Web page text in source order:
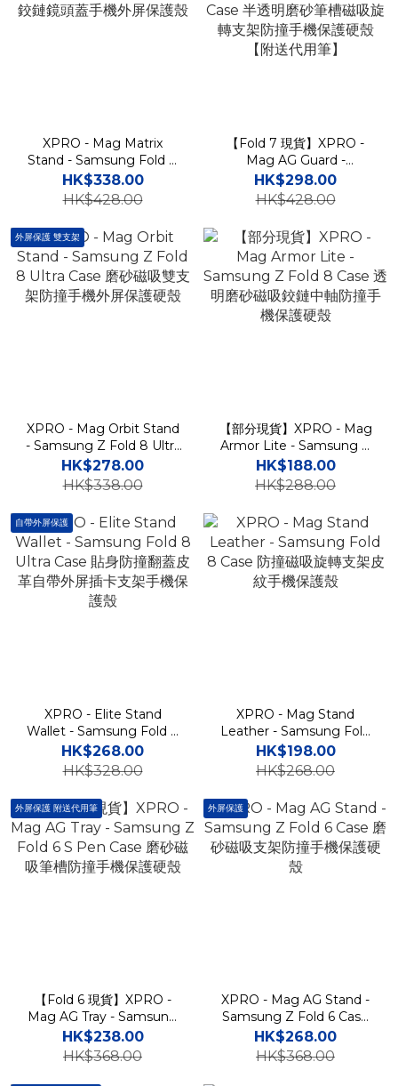
XPRO - Mag Matrix
Stand - Samsung Fold 8
Ultra Case 高度防撞雙支架
鉸鏈鏡頭蓋手機外屏保護殼
HK$338.00
HK$428.00
【Fold 7 現貨】XPRO -
Mag AG Guard -
Samsung Z Fold 7 S Pen
Case 半透明磨砂筆槽磁吸
旋轉支架防撞手機保護硬殼
【附送代用筆】
HK$298.00
HK$428.00
外屏保護 雙支架
XPRO - Mag Orbit Stand
- Samsung Z Fold 8 Ultra
Case 磨砂磁吸雙支架防撞
手機外屏保護硬殼
HK$278.00
HK$338.00
【部分現貨】XPRO - Mag
Armor Lite - Samsung Z
Fold 8 Case 透明磨砂磁吸
鉸鏈中軸防撞手機保護硬殼
HK$188.00
HK$288.00
自帶外屏保護
XPRO - Elite Stand
Wallet - Samsung Fold 8
Ultra Case 貼身防撞翻蓋皮
革自帶外屏插卡支架手機保
HK$268.00
HK$328.00
XPRO - Mag Stand
Leather - Samsung Fold
8 Case 防撞磁吸旋轉支架
皮紋手機保護殼
HK$198.00
HK$268.00
外屏保護 附送代用筆
【Fold 6 現貨】XPRO -
Mag AG Tray - Samsung
Z Fold 6 S Pen Case 磨砂
磁吸筆槽防撞手機保護硬殼
HK$238.00
HK$368.00
外屏保護
XPRO - Mag AG Stand -
Samsung Z Fold 6 Case
磨砂磁吸支架防撞手機保護
硬殼
HK$268.00
HK$368.00